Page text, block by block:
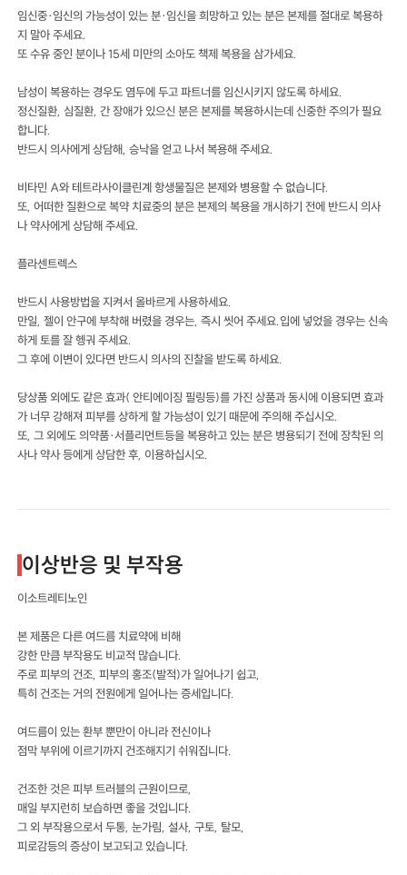
임신중·임신의 가능성이 있는 분·임신을 희망하고 있는 분은 본제를 절대로 복용하
지 말아 주세요.
또 수유 중인 분이나 15세 미만의 소아도 책제 복용을 삼가세요.
남성이 복용하는 경우도 염두에 두고 파트너를 임신시키지 않도록 하세요.
정신질환, 심질환, 간 장애가 있으신 분은 본제를 복용하시는데 신중한 주의가 필요
합니다.
반드시 의사에게 상담해, 승낙을 얻고 나서 복용해 주세요.
비타민 A와 테트라사이클린계 항생물질은 본제와 병용할 수 없습니다.
또, 어떠한 질환으로 복약 치료중의 분은 본제의 복용을 개시하기 전에 반드시 의사
나 약사에게 상담해 주세요.
플라센트렉스
반드시 사용방법을 지켜서 올바르게 사용하세요.
만일, 젤이 안구에 부착해 버렸을 경우는, 즉시 씻어 주세요.입에 넣었을 경우는 신속
하게 토를 잘 헹궈 주세요.
그 후에 이변이 있다면 반드시 의사의 진찰을 받도록 하세요.
당상품 외에도 같은 효과( 안티에이징 필링등)를 가진 상품과 동시에 이용되면 효과
가 너무 강해져 피부를 상하게 할 가능성이 있기 때문에 주의해 주십시오.
또, 그 외에도 의약품·서플리먼트등을 복용하고 있는 분은 병용되기 전에 장착된 의
사나 약사 등에게 상담한 후, 이용하십시오.
이상반응 및 부작용
이소트레티노인
본 제품은 다른 여드름 치료약에 비해
강한 만큼 부작용도 비교적 많습니다.
주로 피부의 건조, 피부의 홍조(발적)가 일어나기 쉽고,
특히 건조는 거의 전원에게 일어나는 증세입니다.
여드름이 있는 환부 뿐만이 아니라 전신이나
점막 부위에 이르기까지 건조해지기 쉬워집니다.
건조한 것은 피부 트러블의 근원이므로,
매일 부지런히 보습하면 좋을 것입니다.
그 외 부작용으로서 두통, 눈가림, 설사, 구토, 탈모,
피로감등의 증상이 보고되고 있습니다.